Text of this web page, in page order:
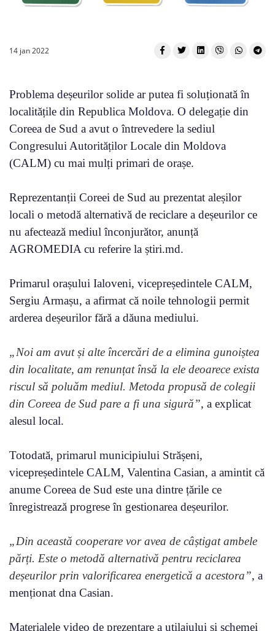
14 jan 2022
Problema deșeurilor solide ar putea fi soluționată în
localitățile din Republica Moldova. O delegație din
Coreea de Sud a avut o întrevedere la sediul
Congresului Autorităților Locale din Moldova
(CALM) cu mai mulți primari de orașe.
Reprezentanții Coreei de Sud au prezentat aleșilor
locali o metodă alternativă de reciclare a deșeurilor ce
nu afectează mediul înconjurător, anunță
AGROMEDIA cu referire la știri.md.
Primarul orașului Ialoveni, vicepreședintele CALM,
Sergiu Armașu, a afirmat că noile tehnologii permit
arderea deșeurilor fără a dăuna mediului.
„Noi am avut și alte încercări de a elimina gunoiștea
din localitate, am renunțat însă la ele deoarece exista
riscul să poluăm mediul. Metoda propusă de colegii
din Coreea de Sud pare a fi una sigură”, a explicat
alesul local.
Totodată, primarul municipiului Strășeni,
vicepreședintele CALM, Valentina Casian, a amintit că
anume Coreea de Sud este una dintre țările ce
înregistrează progrese în gestionarea deșeurilor.
„Din această cooperare vor avea de câștigat ambele
părți. Este o metodă alternativă pentru reciclarea
deșeurilor prin valorificarea energetică a acestora”, a
menționat dna Casian.
Materialele video de prezentare a utilajului și schemei